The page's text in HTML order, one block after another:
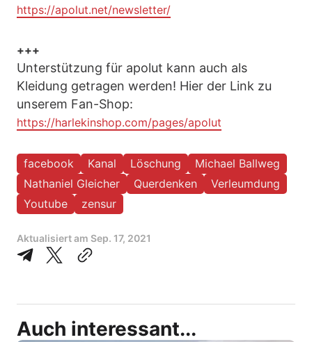
https://apolut.net/newsletter/
+++
Unterstützung für apolut kann auch als
Kleidung getragen werden! Hier der Link zu
unserem Fan-Shop:
https://harlekinshop.com/pages/apolut
facebook Kanal Löschung
Michael Ballweg
Nathaniel Gleicher
Querdenken
Verleumdung
Youtube
zensur
Aktualisiert am Sep. 17, 2021
Auch interessant...